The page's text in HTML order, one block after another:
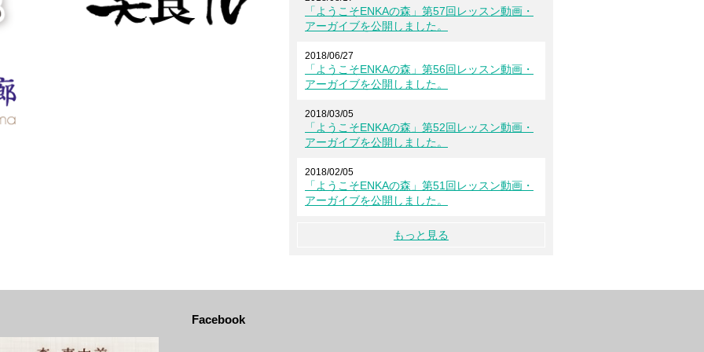
「ようこそENKAの森」第57回レッスン動画・
アーガイブを公開しました。
2018/06/27
「ようこそENKAの森」第56回レッスン動画・
アーガイブを公開しました。
2018/03/05
「ようこそENKAの森」第52回レッスン動画・
アーガイブを公開しました。
2018/02/05
「ようこそENKAの森」第51回レッスン動画・
アーガイブを公開しました。
もっと見る
Facebook